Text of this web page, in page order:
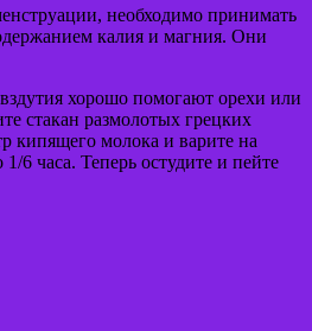
необходимо принимать
калия и магния. Они
хорошо помогают орехи или
стакан размолотых грецких
кипящего молока и варите на
6 часа. Теперь остудите и пейте